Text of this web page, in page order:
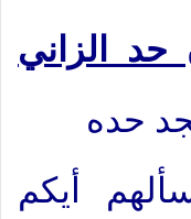
حد الزاني
حده
أيكم